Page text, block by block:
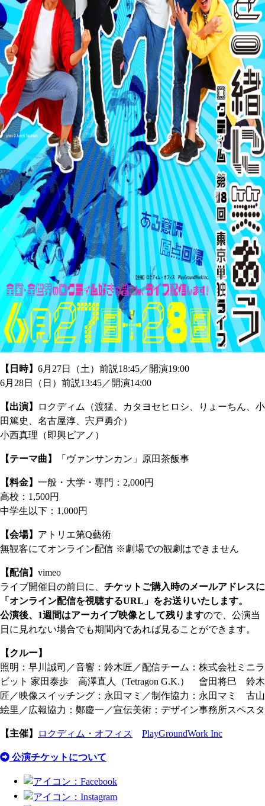
【日時】 6月27日（土）前説18:45／開演19:00
6月28日（日）前説13:45／開演14:00
【出演】
ロクディム（渡猛、カタヨセヒロシ、りょーちん、小
田篤史、名古屋淳、宍戸勇介）
小西真理（即興ピアノ）
【テーマ曲】 「ヴァンサンカン」原田茶飯事
【料金】 一般・大学・専門：2,000円
高校：1,500円
中学生以下：1,000円
【会場】 アトリエ第Q藝術
無観客にてオンライン配信 ※劇場での観劇はできません
【配信】 vimeo
ライブ開催日の前日に、 チケットご購入時のメールアドレスに
「オンライン配信を視聴するURL」をお送りいたします。
公演後、1週間はアーカイブ映像として残りますので、公演当
日に見れない場合でも期間内であれば見ることができます。
【クルー】
照明：早川誠司／音響：鈴木匠／配信チーム：株式会社ミニラ
ビット 家田泰歩 高澤直人（Tetragon G.K.） 會田将巳 鈴木
匠／映像スイッチング：永田マミ／制作協力：永田マミ 古山
絵里／広報協力：鄭慶一／宣伝美術：デザイン事務所スペスタ
【主催】 ロクディム・オフィス PlayGroundWork Inc
公演チケットについて